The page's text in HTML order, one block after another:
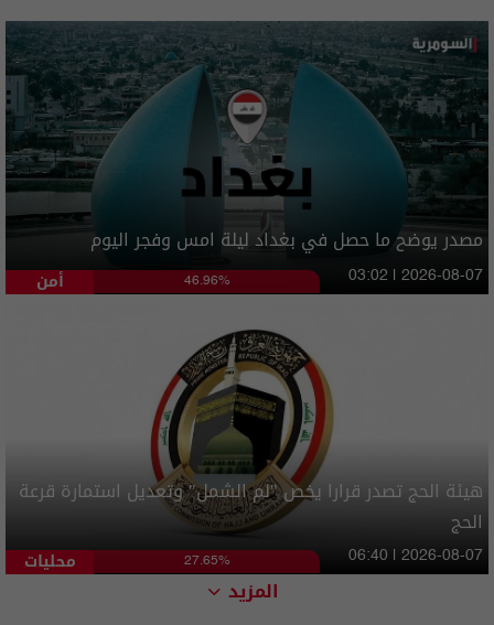
مصدر يوضح ما حصل في بغداد ليلة امس وفجر اليوم
أمن 46.96% 03:02 | 2026-08-07
هيئة الحج تصدر قرارا يخص "لم الشمل" وتعديل استمارة قرعة
الحج
محليات 27.65% 06:40 | 2026-08-07
المزيد